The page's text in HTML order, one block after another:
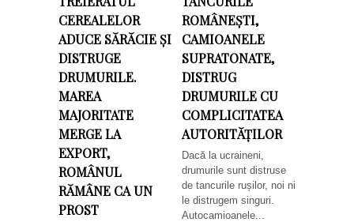
CEREALELOR
ADUCE SĂRĂCIE ȘI
DISTRUGE
DRUMURILE.
MAREA
MAJORITATE
MERGE LA
EXPORT,
ROMÂNUL
RĂMÂNE CA UN
PROST
ROMÂNEȘTI,
CAMIOANELE
SUPRATONATE,
DISTRUG
DRUMURILE CU
COMPLICITATEA
AUTORITĂȚILOR
Dacă la ucraineni,
drumurile sunt distruse
de tancurile rușilor, noi ni
le distrugem singuri.
Autocamioanele...